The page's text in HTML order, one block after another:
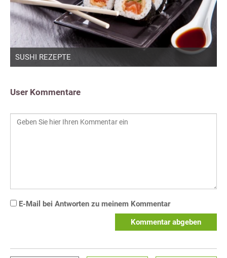
SUSHI REZEPTE
User Kommentare
E-Mail bei Antworten zu meinem Kommentar
Kommentar abgeben